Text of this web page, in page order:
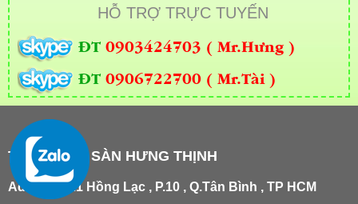
HỖ TRỢ TRỰC TUYẾN
ĐT 0903424703 ( Mr.Hưng )
ĐT 0906722700 ( Mr.Tài )
THẢM TRẢI SÀN HƯNG THỊNH
Add : 181/21 Hồng Lạc , P.10 , Q.Tân Bình , TP HCM